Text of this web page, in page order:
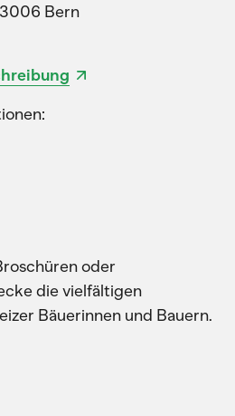
Bern
oder
die vielfältigen
Bäuerinnen und Bauern.